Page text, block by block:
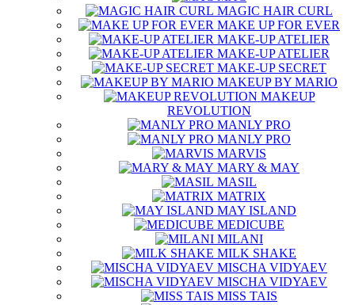
MAGIC HAIR CURL
MAKE UP FOR EVER
MAKE-UP ATELIER
MAKE-UP ATELIER
MAKE-UP SECRET
MAKEUP BY MARIO
MAKEUP
REVOLUTION
MANLY PRO
MANLY PRO
MARVIS
MARY & MAY
MASIL
MATRIX
MAY ISLAND
MEDICUBE
MILANI
MILK SHAKE
MISCHA VIDYAEV
MISCHA VIDYAEV
MISS TAIS